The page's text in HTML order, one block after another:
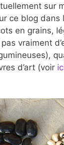
sur
ce blog dans
en grains,
vraiment
d’art (voir